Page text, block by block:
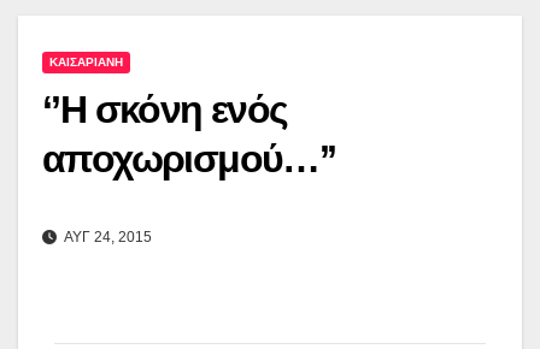
ΚΑΙΣΑΡΙΑΝΗ
‘’Η σκόνη ενός
αποχωρισμού…’’
ΑΥΓ 24, 2015